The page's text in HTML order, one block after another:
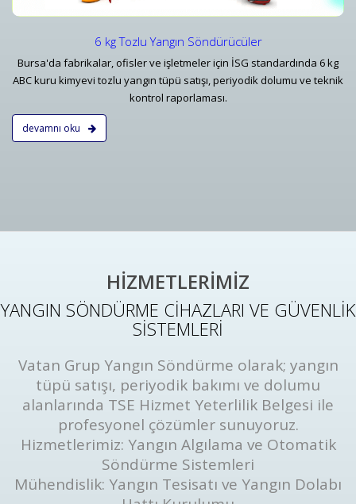
6 kg Tozlu Yangın Söndürücüler
Bursa'da fabrikalar, ofisler ve işletmeler için İSG standardında 6 kg
ABC kuru kimyevi tozlu yangın tüpü satışı, periyodik dolumu ve teknik
kontrol raporlaması.
devamnı oku
HİZMETLERİMİZ
YANGIN SÖNDÜRME CİHAZLARI VE GÜVENLİK
SİSTEMLERİ
Vatan Grup Yangın Söndürme olarak; yangın
tüpü satışı, periyodik bakımı ve dolumu
alanlarında TSE Hizmet Yeterlilik Belgesi ile
profesyonel çözümler sunuyoruz.
Hizmetlerimiz: Yangın Algılama ve Otomatik
Söndürme Sistemleri
Mühendislik: Yangın Tesisatı ve Yangın Dolabı